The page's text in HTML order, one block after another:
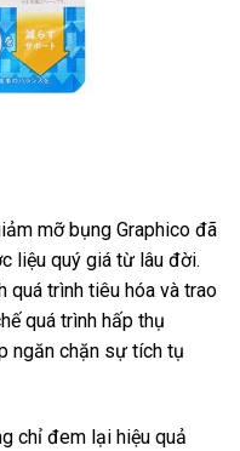
mỡ bụng Graphico đã
liệu quý giá từ lâu đời.
quá trình tiêu hóa và trao
quá trình hấp thụ
ngăn chặn sự tích tụ
chỉ đem lại hiệu quả